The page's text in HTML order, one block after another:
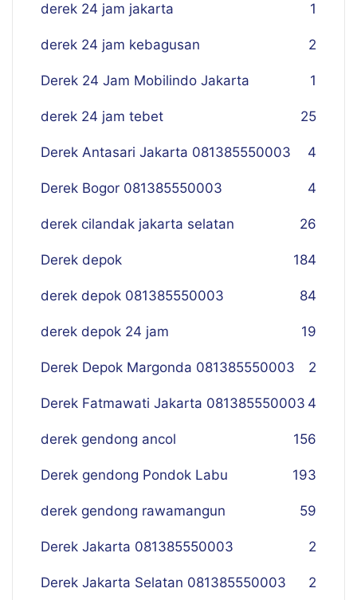
derek 24 jam jakarta 1
derek 24 jam kebagusan 2
Derek 24 Jam Mobilindo Jakarta 1
derek 24 jam tebet 25
Derek Antasari Jakarta 081385550003 4
Derek Bogor 081385550003 4
derek cilandak jakarta selatan 26
Derek depok 184
derek depok 081385550003 84
derek depok 24 jam 19
Derek Depok Margonda 081385550003 2
Derek Fatmawati Jakarta 081385550003 4
derek gendong ancol 156
Derek gendong Pondok Labu 193
derek gendong rawamangun 59
Derek Jakarta 081385550003 2
Derek Jakarta Selatan 081385550003 2